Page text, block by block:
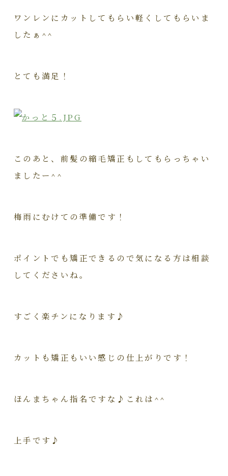
ワンレンにカットしてもらい軽くしてもらいま
したぁ^^
とても満足！
このあと、前髪の縮毛矯正もしてもらっちゃい
ましたー^^
梅雨にむけての準備です！
ポイントでも矯正できるので気になる方は相談
してくださいね。
すごく楽チンになります♪
カットも矯正もいい感じの仕上がりです！
ほんまちゃん指名ですな♪これは^^
上手です♪